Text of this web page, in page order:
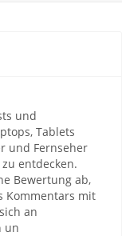
und
Tablets
und Fernseher
entdecken.
Bewertung ab,
Kommentars mit
an
un